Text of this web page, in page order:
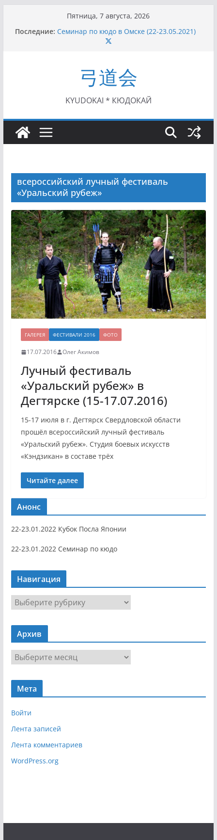
содержимому
Пятница, 7 августа, 2026
Последние: Семинар по кюдо в Омске (22-23.05.2021)
Чемпионат Росcии, Дёмино (2-5.09.2021)
II Кубок Посла Японии в России по Кюдо,
Орёл (25.07.2021)
I этап Кубка Московской области по Кюдо /
Сейдокан II (27.06.2021)
弓道会
KYUDOKAI * КЮДОКАЙ
всероссийский лучный фестиваль
«Уральский рубеж»
ГАЛЕРЕЯ ФЕСТИВАЛИ 2016 ФОТО
17.07.2016 Олег Акимов
Лучный фестиваль
«Уральский рубеж» в
Дегтярске (15-17.07.2016)
15-17 июля в г. Дегтярск Свердловской области
прошёл всероссийский лучный фестиваль
«Уральский рубеж». Студия боевых искусств
«Кэндзикан» в составе трёх
Читайте далее
Анонс
22-23.01.2022 Кубок Посла Японии
22-23.01.2022 Семинар по кюдо
Навигация
Н
в
г
я
Архив
х
Мета
Войти
Лента записей
Лента комментариев
WordPress.org